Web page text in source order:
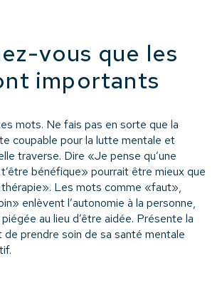
vous que les
importants
mots. Ne fais pas en sorte que la
coupable pour la lutte mentale et
traverse. Dire «Je pense qu’une
bénéfique» pourrait être mieux que
thérapie». Les mots comme «faut»,
enlèvent l’autonomie à la personne,
au lieu d’être aidée. Présente la
prendre soin de sa santé mentale